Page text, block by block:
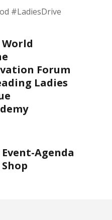
#LadiesDrive
Forum
Ladies
Agenda